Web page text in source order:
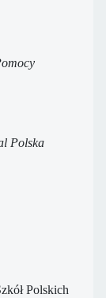
Polska
Polskich